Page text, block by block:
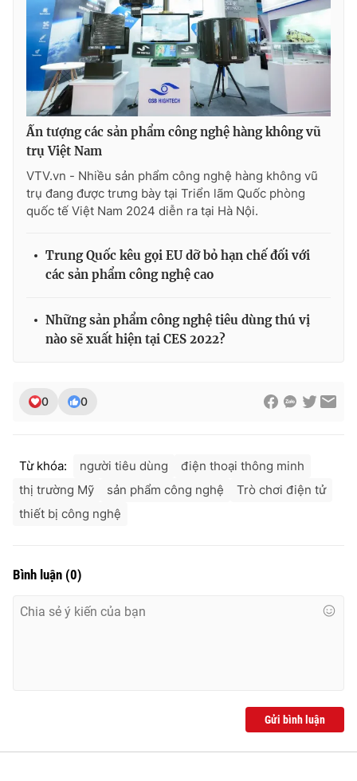
Ðiện thoại Thời báo VTV:024.66 897 897
Email:toasoan@vtv.vn
Liên hệ quảng cáo:024-7300.7108
® Cấm sao chép dưới mọi hình thức nếu không có sự chấp
thông tin từ website này.
Ấn tượng các sản phẩm công nghệ hàng không vũ
trụ Việt Nam
VTV.vn - Nhiều sản phẩm công nghệ hàng không vũ
trụ đang được trưng bày tại Triển lãm Quốc phòng
quốc tế Việt Nam 2024 diễn ra tại Hà Nội.
Trung Quốc kêu gọi EU dỡ bỏ hạn chế đối với
các sản phẩm công nghệ cao
Những sản phẩm công nghệ tiêu dùng thú vị
nào sẽ xuất hiện tại CES 2022?
0 0
Từ khóa: người tiêu dùng
điện thoại thông minh
thị trường Mỹ
sản phẩm công nghệ
Trò chơi điện tử
thiết bị công nghệ
Bình luận (0)
Gửi bình luận